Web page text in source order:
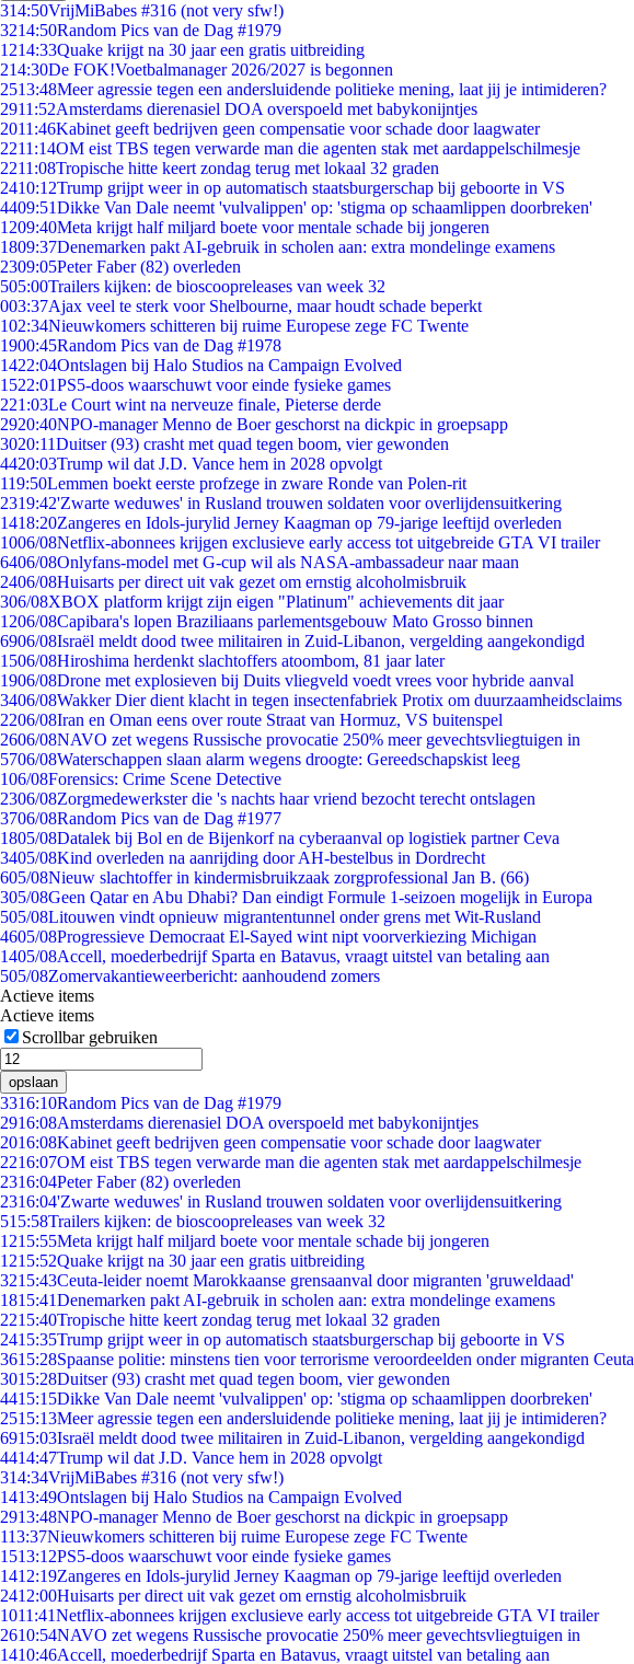
314:50VrijMiBabes #316 (not very sfw!)
3214:50Random Pics van de Dag #1979
1214:33Quake krijgt na 30 jaar een gratis uitbreiding
214:30De FOK!Voetbalmanager 2026/2027 is begonnen
2513:48Meer agressie tegen een andersluidende politieke mening, laat jij je intimideren?
2911:52Amsterdams dierenasiel DOA overspoeld met babykonijntjes
2011:46Kabinet geeft bedrijven geen compensatie voor schade door laagwater
2211:14OM eist TBS tegen verwarde man die agenten stak met aardappelschilmesje
2211:08Tropische hitte keert zondag terug met lokaal 32 graden
2410:12Trump grijpt weer in op automatisch staatsburgerschap bij geboorte in VS
4409:51Dikke Van Dale neemt 'vulvalippen' op: 'stigma op schaamlippen doorbreken'
1209:40Meta krijgt half miljard boete voor mentale schade bij jongeren
1809:37Denemarken pakt AI-gebruik in scholen aan: extra mondelinge examens
2309:05Peter Faber (82) overleden
505:00Trailers kijken: de bioscoopreleases van week 32
003:37Ajax veel te sterk voor Shelbourne, maar houdt schade beperkt
102:34Nieuwkomers schitteren bij ruime Europese zege FC Twente
1900:45Random Pics van de Dag #1978
1422:04Ontslagen bij Halo Studios na Campaign Evolved
1522:01PS5-doos waarschuwt voor einde fysieke games
221:03Le Court wint na nerveuze finale, Pieterse derde
2920:40NPO-manager Menno de Boer geschorst na dickpic in groepsapp
3020:11Duitser (93) crasht met quad tegen boom, vier gewonden
4420:03Trump wil dat J.D. Vance hem in 2028 opvolgt
119:50Lemmen boekt eerste profzege in zware Ronde van Polen-rit
2319:42'Zwarte weduwes' in Rusland trouwen soldaten voor overlijdensuitkering
1418:20Zangeres en Idols-jurylid Jerney Kaagman op 79-jarige leeftijd overleden
1006/08Netflix-abonnees krijgen exclusieve early access tot uitgebreide GTA VI trailer
6406/08Onlyfans-model met G-cup wil als NASA-ambassadeur naar maan
2406/08Huisarts per direct uit vak gezet om ernstig alcoholmisbruik
306/08XBOX platform krijgt zijn eigen "Platinum" achievements dit jaar
1206/08Capibara's lopen Braziliaans parlementsgebouw Mato Grosso binnen
6906/08Israël meldt dood twee militairen in Zuid-Libanon, vergelding aangekondigd
1506/08Hiroshima herdenkt slachtoffers atoombom, 81 jaar later
1906/08Drone met explosieven bij Duits vliegveld voedt vrees voor hybride aanval
3406/08Wakker Dier dient klacht in tegen insectenfabriek Protix om duurzaamheidsclaims
2206/08Iran en Oman eens over route Straat van Hormuz, VS buitenspel
2606/08NAVO zet wegens Russische provocatie 250% meer gevechtsvliegtuigen in
5706/08Waterschappen slaan alarm wegens droogte: Gereedschapskist leeg
106/08Forensics: Crime Scene Detective
2306/08Zorgmedewerkster die 's nachts haar vriend bezocht terecht ontslagen
3706/08Random Pics van de Dag #1977
1805/08Datalek bij Bol en de Bijenkorf na cyberaanval op logistiek partner Ceva
3405/08Kind overleden na aanrijding door AH-bestelbus in Dordrecht
605/08Nieuw slachtoffer in kindermisbruikzaak zorgprofessional Jan B. (66)
305/08Geen Qatar en Abu Dhabi? Dan eindigt Formule 1-seizoen mogelijk in Europa
505/08Litouwen vindt opnieuw migrantentunnel onder grens met Wit-Rusland
4605/08Progressieve Democraat El-Sayed wint nipt voorverkiezing Michigan
1405/08Accell, moederbedrijf Sparta en Batavus, vraagt uitstel van betaling aan
505/08Zomervakantieweerbericht: aanhoudend zomers
Actieve items
Actieve items
Scrollbar gebruiken
opslaan
3316:10Random Pics van de Dag #1979
2916:08Amsterdams dierenasiel DOA overspoeld met babykonijntjes
2016:08Kabinet geeft bedrijven geen compensatie voor schade door laagwater
2216:07OM eist TBS tegen verwarde man die agenten stak met aardappelschilmesje
2316:04Peter Faber (82) overleden
2316:04'Zwarte weduwes' in Rusland trouwen soldaten voor overlijdensuitkering
515:58Trailers kijken: de bioscoopreleases van week 32
1215:55Meta krijgt half miljard boete voor mentale schade bij jongeren
1215:52Quake krijgt na 30 jaar een gratis uitbreiding
3215:43Ceuta-leider noemt Marokkaanse grensaanval door migranten 'gruweldaad'
1815:41Denemarken pakt AI-gebruik in scholen aan: extra mondelinge examens
2215:40Tropische hitte keert zondag terug met lokaal 32 graden
2415:35Trump grijpt weer in op automatisch staatsburgerschap bij geboorte in VS
3615:28Spaanse politie: minstens tien voor terrorisme veroordeelden onder migranten Ceuta
3015:28Duitser (93) crasht met quad tegen boom, vier gewonden
4415:15Dikke Van Dale neemt 'vulvalippen' op: 'stigma op schaamlippen doorbreken'
2515:13Meer agressie tegen een andersluidende politieke mening, laat jij je intimideren?
6915:03Israël meldt dood twee militairen in Zuid-Libanon, vergelding aangekondigd
4414:47Trump wil dat J.D. Vance hem in 2028 opvolgt
314:34VrijMiBabes #316 (not very sfw!)
1413:49Ontslagen bij Halo Studios na Campaign Evolved
2913:48NPO-manager Menno de Boer geschorst na dickpic in groepsapp
113:37Nieuwkomers schitteren bij ruime Europese zege FC Twente
1513:12PS5-doos waarschuwt voor einde fysieke games
1412:19Zangeres en Idols-jurylid Jerney Kaagman op 79-jarige leeftijd overleden
2412:00Huisarts per direct uit vak gezet om ernstig alcoholmisbruik
1011:41Netflix-abonnees krijgen exclusieve early access tot uitgebreide GTA VI trailer
2610:54NAVO zet wegens Russische provocatie 250% meer gevechtsvliegtuigen in
1410:46Accell, moederbedrijf Sparta en Batavus, vraagt uitstel van betaling aan